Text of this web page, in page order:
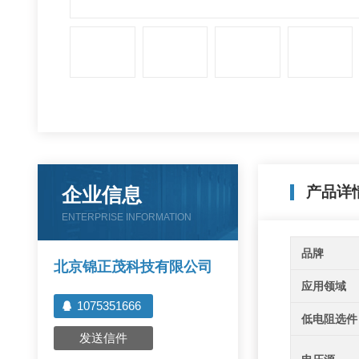
产品详
品牌
应用领域
低电阻选件
企业信息
ENTERPRISE INFORMATION
北京锦正茂科技有限公司
1075351666
发送信件